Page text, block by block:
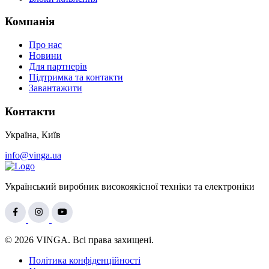
Компанія
Про нас
Новини
Для партнерів
Підтримка та контакти
Завантажити
Контакти
Україна, Київ
info@vinga.ua
Український виробник високоякісної техніки та електроніки
© 2026 VINGA. Всі права захищені.
Політика конфіденційності